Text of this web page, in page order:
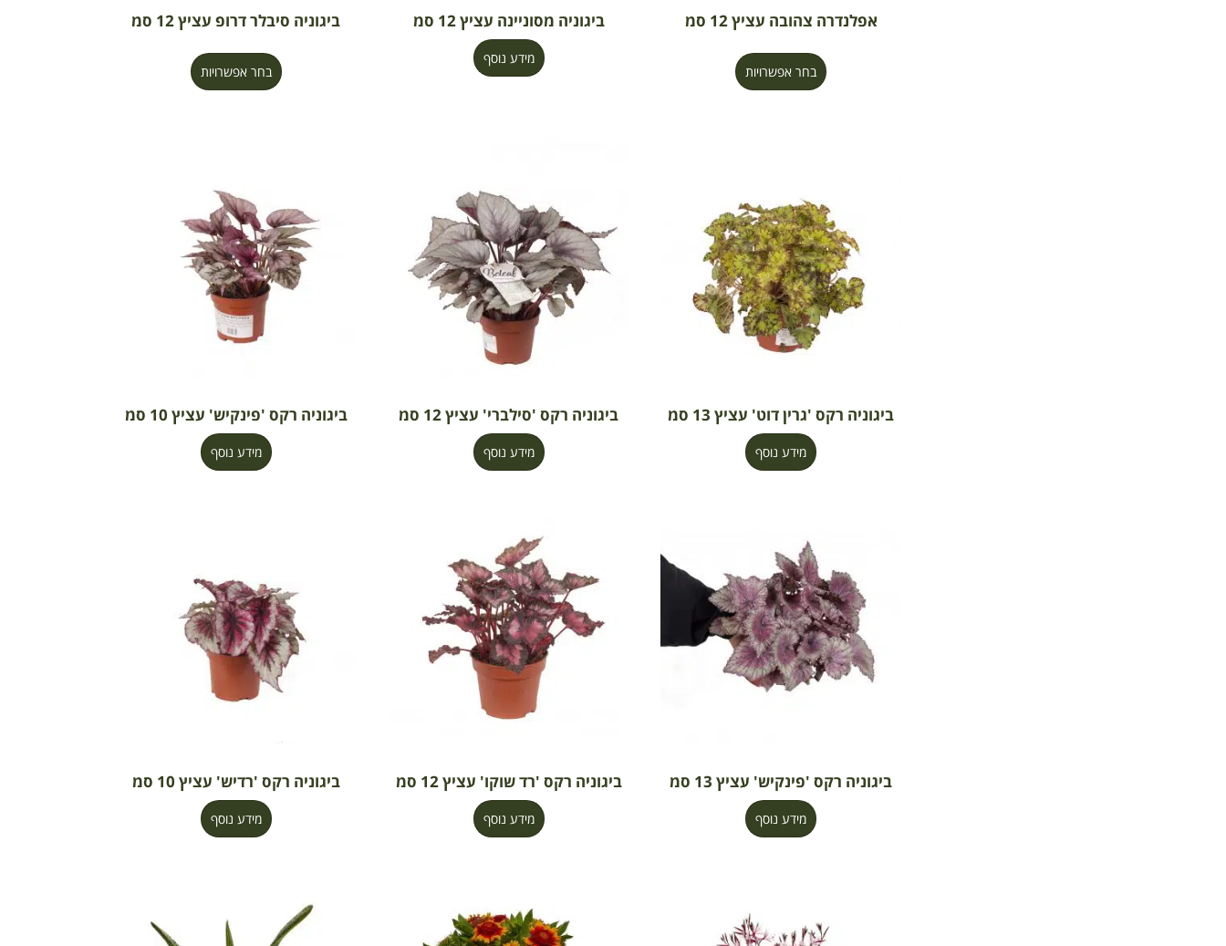
אפלנדרה צהובה עציץ 12 סמ
בחר אפשרויות
ביגוניה מסוניינה עציץ 12 סמ
מידע נוסף
ביגוניה סיבלר דרופ עציץ 12 סמ
בחר אפשרויות
ביגוניה רקס 'גרין דוט' עציץ 13 סמ
מידע נוסף
ביגוניה רקס 'סילברי' עציץ 12 סמ
מידע נוסף
ביגוניה רקס 'פינקיש' עציץ 10 סמ
מידע נוסף
ביגוניה רקס 'פינקיש' עציץ 13 סמ
מידע נוסף
ביגוניה רקס 'רד שוקו' עציץ 12 סמ
מידע נוסף
ביגוניה רקס 'רדיש' עציץ 10 סמ
מידע נוסף